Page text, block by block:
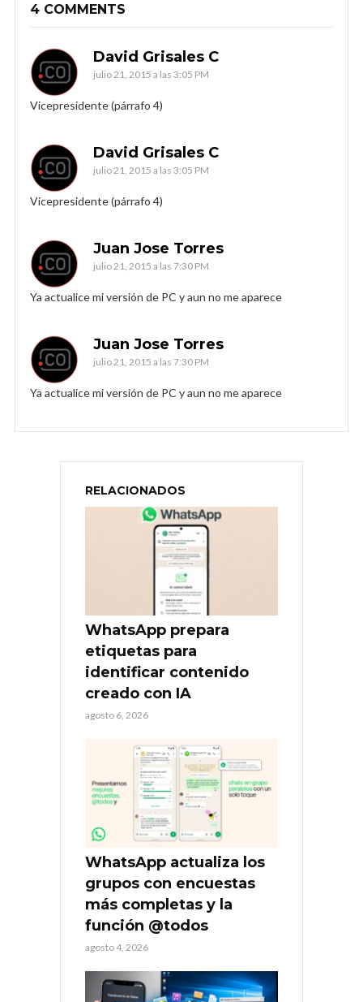
4 COMMENTS
David Grisales C
julio 21, 2015 a las 3:05 PM
Vicepresidente (párrafo 4)
David Grisales C
julio 21, 2015 a las 3:05 PM
Vicepresidente (párrafo 4)
Juan Jose Torres
julio 21, 2015 a las 7:30 PM
Ya actualice mi versión de PC y aun no me aparece
Juan Jose Torres
julio 21, 2015 a las 7:30 PM
Ya actualice mi versión de PC y aun no me aparece
RELACIONADOS
WhatsApp prepara
etiquetas para
identificar contenido
creado con IA
agosto 6, 2026
WhatsApp actualiza los
grupos con encuestas
más completas y la
función @todos
agosto 4, 2026